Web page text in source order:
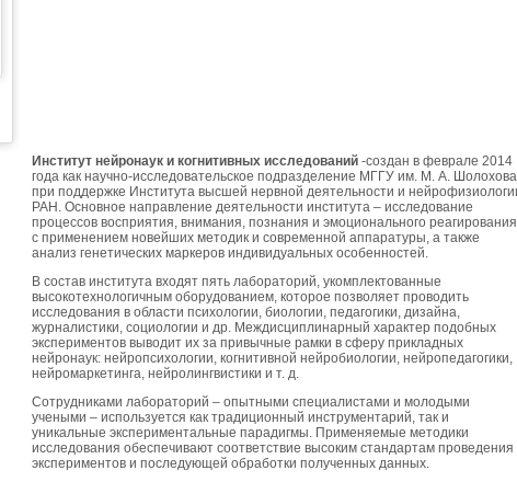
Институт нейронаук и когнитивных исследований-создан в феврале 2014
года как научно-исследовательское подразделение МГГУ им. М. А. Шолохова
при поддержке Института высшей нервной деятельности и
РАН. Основное направление деятельности института – исследование
процессов восприятия, внимания, познания и эмоционального реагирования
с применением новейших методик и современной аппаратуры, а также
анализ генетических маркеров индивидуальных особенностей.
В состав института входят пять лабораторий, укомплектованные
высокотехнологичным оборудованием, которое позволяет проводить
исследования в области психологии, биологии, педагогики, дизайна,
журналистики, социологии и др. Междисциплинарный характер подобных
экспериментов выводит их за привычные рамки в сферу прикладных
нейронаук: нейропсихологии, когнитивной нейробиологии, нейропедагогики,
нейромаркетинга, нейролингвистики и т. д.
Сотрудниками лабораторий – опытными специалистами и молодыми
учеными – используется как традиционный инструментарий, так и
уникальные экспериментальные парадигмы. Применяемые методики
исследования обеспечивают соответствие высоким стандартам проведения
экспериментов и последующей обработки полученных данных.